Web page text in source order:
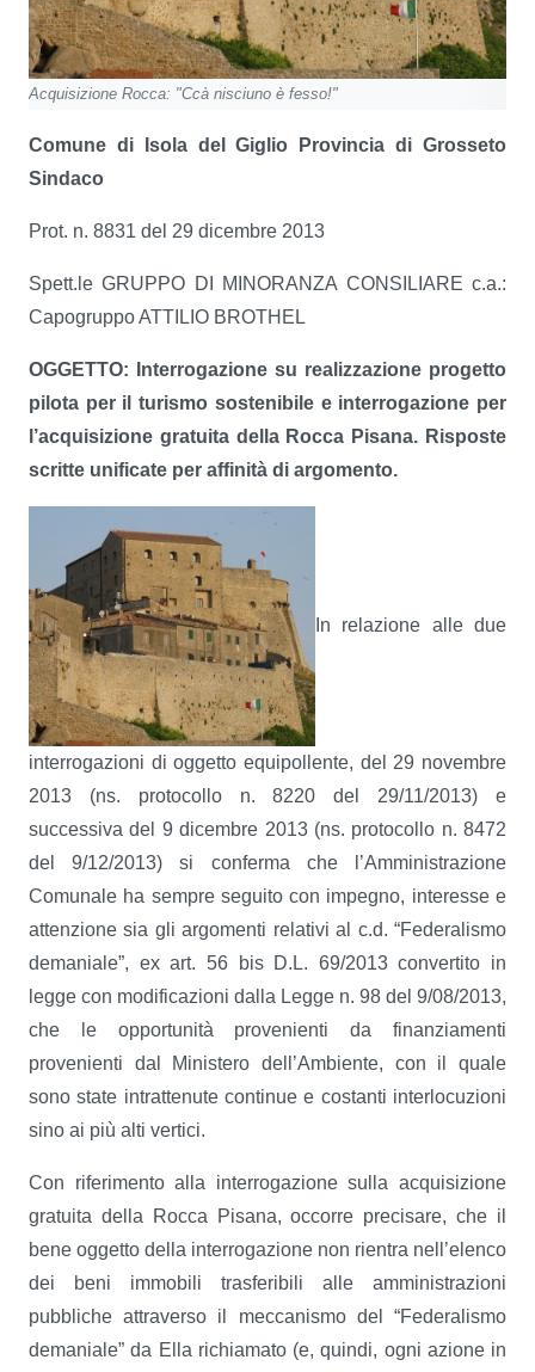
Acquisizione Rocca: "Ccà nisciuno è fesso!"
Comune di Isola del Giglio Provincia di Grosseto
Sindaco
Prot. n. 8831 del 29 dicembre 2013
Spett.le GRUPPO DI MINORANZA CONSILIARE c.a.:
Capogruppo ATTILIO BROTHEL
OGGETTO: Interrogazione su realizzazione progetto
pilota per il turismo sostenibile e interrogazione per
l’acquisizione gratuita della Rocca Pisana. Risposte
scritte unificate per affinità di argomento.
In relazione alle due
interrogazioni di oggetto equipollente, del 29 novembre
2013 (ns. protocollo n. 8220 del 29/11/2013) e
successiva del 9 dicembre 2013 (ns. protocollo n. 8472
del 9/12/2013) si conferma che l’Amministrazione
Comunale ha sempre seguito con impegno, interesse e
attenzione sia gli argomenti relativi al c.d. “Federalismo
demaniale”, ex art. 56 bis D.L. 69/2013 convertito in
legge con modificazioni dalla Legge n. 98 del 9/08/2013,
che le opportunità provenienti da finanziamenti
provenienti dal Ministero dell’Ambiente, con il quale
sono state intrattenute continue e costanti interlocuzioni
sino ai più alti vertici.
Con riferimento alla interrogazione sulla acquisizione
gratuita della Rocca Pisana, occorre precisare, che il
bene oggetto della interrogazione non rientra nell’elenco
dei beni immobili trasferibili alle amministrazioni
pubbliche attraverso il meccanismo del “Federalismo
demaniale” da Ella richiamato (e, quindi, ogni azione in